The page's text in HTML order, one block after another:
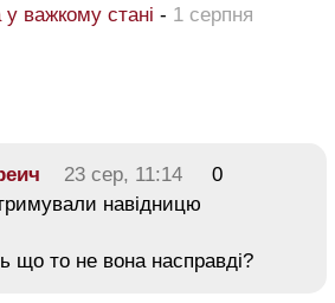
у важкому стані - 1 серпня
23 сер, 11:14
0
навідницю
що то не вона насправді?